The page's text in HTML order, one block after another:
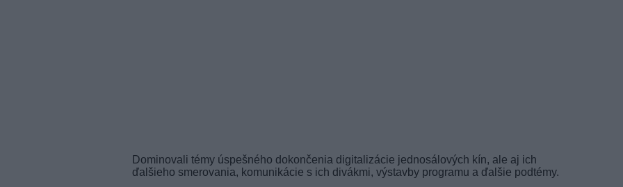
Dominovali témy úspešného dokončenia digitalizácie jednosálových kín, ale aj ich
ďalšieho smerovania, komunikácie s ich divákmi, výstavby programu a ďalšie podtémy.